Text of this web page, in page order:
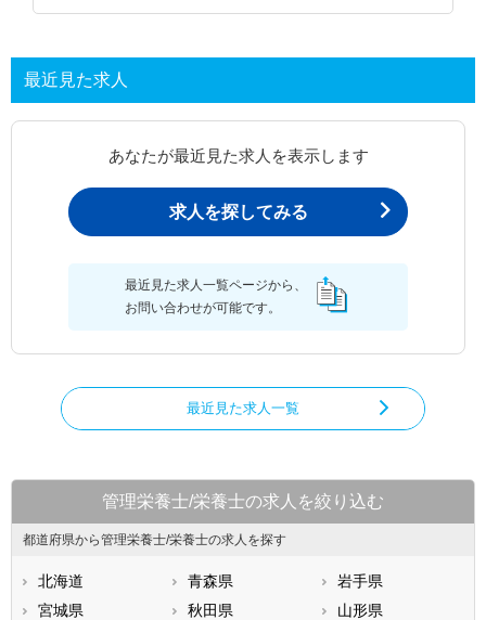
最近見た求人
あなたが最近見た求人を表示します
求人を探してみる
最近見た求人一覧ページから、
お問い合わせが可能です。
最近見た求人一覧
管理栄養士/栄養士の求人を絞り込む
都道府県から管理栄養士/栄養士の求人を探す
北海道 青森県
岩手県
宮城県
秋田県
山形県